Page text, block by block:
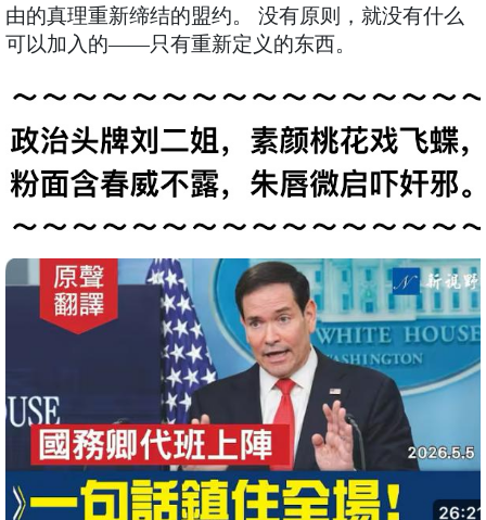
由的真理重新缔结的盟约。 没有原则，就没有什么
可以加入的——只有重新定义的东西。